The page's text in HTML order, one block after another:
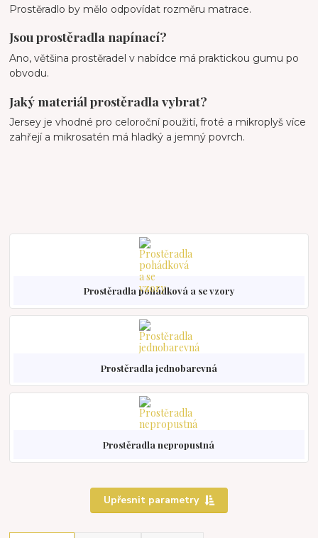
Prostěradlo by mělo odpovídat rozměru matrace.
Jsou prostěradla napínací?
Ano, většina prostěradel v nabídce má praktickou gumu po
obvodu.
Jaký materiál prostěradla vybrat?
Jersey je vhodné pro celoroční použití, froté a mikroplyš více
zahřejí a mikrosatén má hladký a jemný povrch.
Prostěradla pohádková a se vzory
Prostěradla jednobarevná
Prostěradla nepropustná
Upřesnit parametry